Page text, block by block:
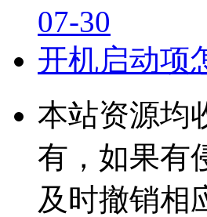
07-30
开机启动项
本站资源均
有，如果有
及时撤销相